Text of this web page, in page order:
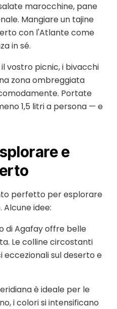
marocchine, pane
Mangiare un tajine
con l'Atlante come
in sé.
vostro picnic, i bivacchi
zona ombreggiata
Portate
1,5 litri a persona — e
e
perfetto per esplorare
idee:
di Agafay offre belle
Le colline circostanti
sul deserto e
è ideale per le
i colori si intensificano